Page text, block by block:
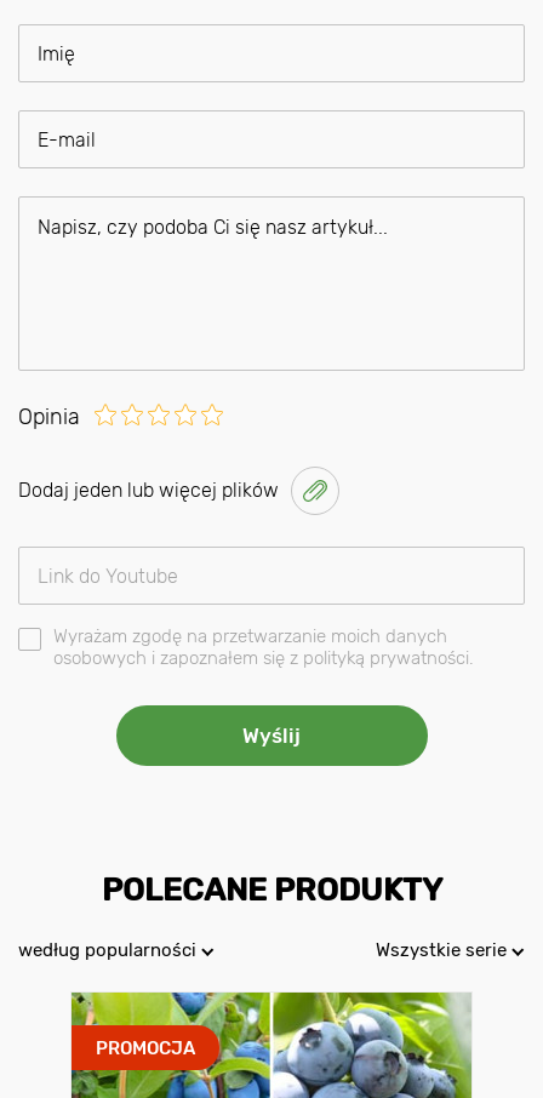
Opinia
Dodaj jeden lub więcej plików
Wyrażam zgodę na przetwarzanie moich danych
osobowych i zapoznałem się z polityką prywatności.
POLECANE PRODUKTY
według popularności Wszystkie serie
PROMOCJA